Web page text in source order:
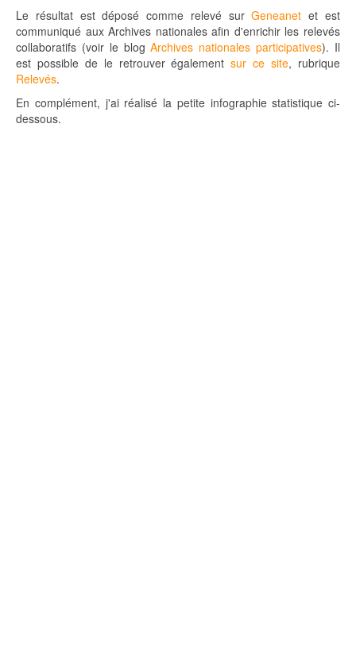
Le résultat est déposé comme relevé surGeneanetet est
communiqué aux Archives nationales afin d'enrichir les relevés
collaboratifs (voir le blogArchives nationales participatives). Il
est possible de le retrouver égalementsur ce site, rubrique
Relevés.
En complément, j'ai réalisé la petite infographie statistique ci-
dessous.